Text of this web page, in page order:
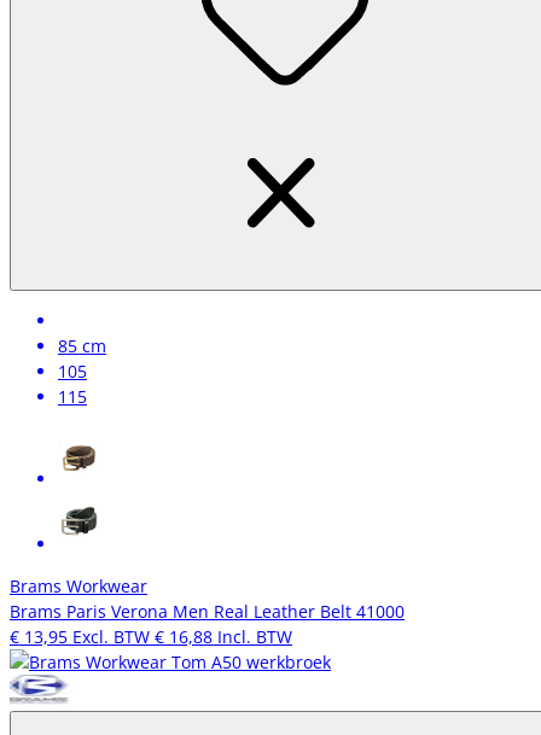
85 cm
105
115
Brams Workwear
Brams Paris Verona Men Real Leather Belt 41000
€ 13,95 Excl. BTW € 16,88 Incl. BTW